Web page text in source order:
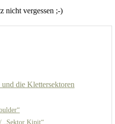
nicht vergessen ;-)
die Klettersektoren
„Sektor Kipit“